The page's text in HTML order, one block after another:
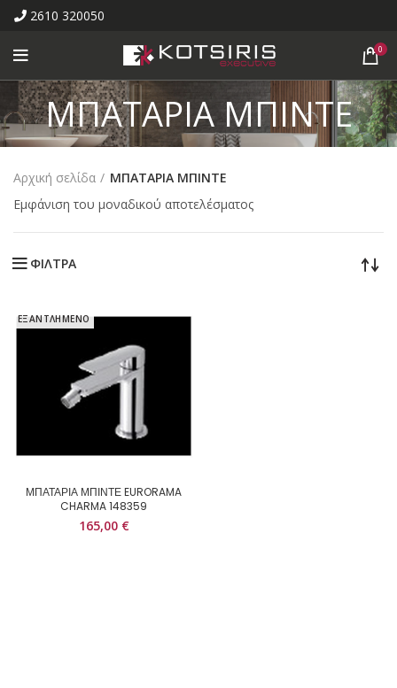
2610 320050
0
ΜΠΑΤΑΡΙΑ ΜΠΙΝΤΕ
Αρχική σελίδα
ΜΠΑΤΑΡΙΑ ΜΠΙΝΤΕ
Εμφάνιση του μοναδικού αποτελέσματος
ΦΙΛΤΡΑ
ΕΞΑΝΤΛΗΜΕΝΟ
ΜΠΑΤΑΡΙΑ ΜΠΙΝΤΕ EURORAMA
CHARMA 148359
165,00 €